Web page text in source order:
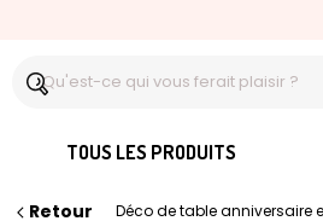
TOUS LES PRODUITS
Retour Déco de table anniversaire